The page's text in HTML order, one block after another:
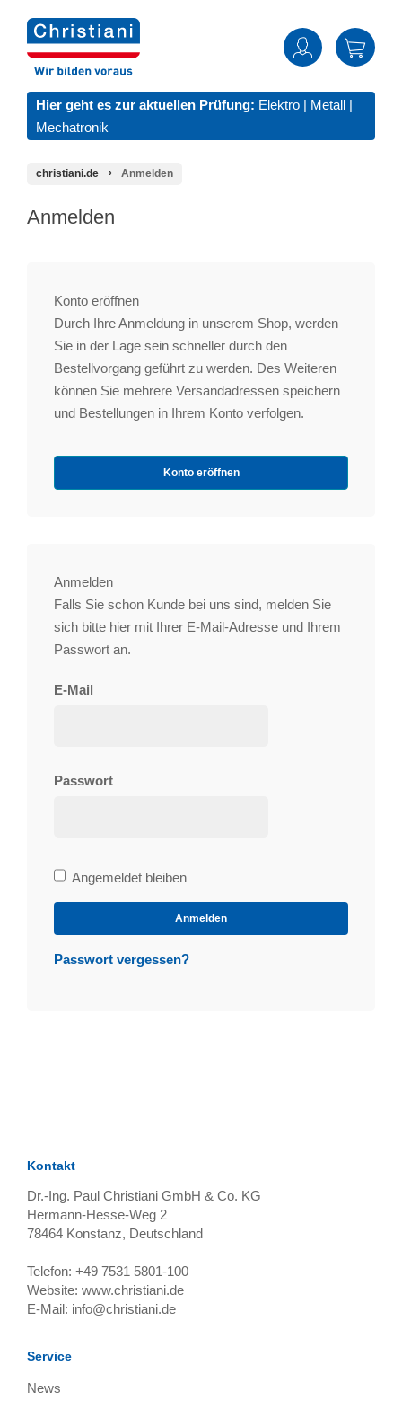
Hier geht es zur aktuellen Prüfung: Elektro | Metall |
Mechatronik
christiani.de Anmelden
Anmelden
Konto eröffnen
Durch Ihre Anmeldung in unserem Shop, werden
Sie in der Lage sein schneller durch den
Bestellvorgang geführt zu werden. Des Weiteren
können Sie mehrere Versandadressen speichern
und Bestellungen in Ihrem Konto verfolgen.
Konto eröffnen
Anmelden
Falls Sie schon Kunde bei uns sind, melden Sie
sich bitte hier mit Ihrer E-Mail-Adresse und Ihrem
Passwort an.
E-Mail
Passwort
Bleibe
angemeldet
Angemeldet bleiben
Anmelden
Passwort vergessen?
Kontakt
Dr.-Ing. Paul Christiani GmbH & Co. KG
Hermann-Hesse-Weg 2
78464 Konstanz, Deutschland
Telefon: +49 7531 5801-100
Website: www.christiani.de
E-Mail: info@christiani.de
Service
News